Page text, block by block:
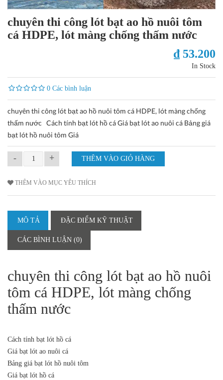
chuyên thi công lót bạt ao hồ nuôi tôm
cá HDPE, lót màng chống thấm nước
₫ 53.200
In Stock
0 Các bình luận
chuyên thi công lót bạt ao hồ nuôi tôm cá HDPE, lót màng chống
thấm nước Cách tính bạt lót hồ cá Giá bạt lót ao nuôi cá Bảng giá
bạt lót hồ nuôi tôm Giá
- +
THÊM VÀO MỤC YÊU THÍCH
MÔ TẢ ĐẶC ĐIỂM KỸ THUẬT
CÁC BÌNH LUẬN (0)
chuyên thi công lót bạt ao hồ nuôi
tôm cá HDPE, lót màng chống
thấm nước
Cách tính bạt lót hồ cá
Giá bạt lót ao nuôi cá
Bảng giá bạt lót hồ nuôi tôm
Giá bạt lót hồ cá